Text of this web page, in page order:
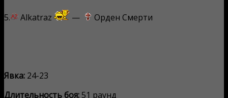
5. Alkatraz — Орден Смерти
Явка: 24-23
Длительность боя: 51 раунд